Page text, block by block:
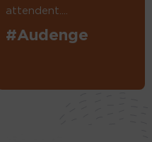
attendent....
#Audenge